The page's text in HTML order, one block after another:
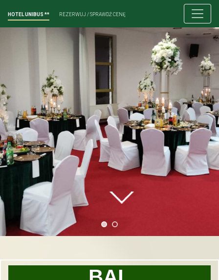
HOTEL UNIBUS ** REZERWUJ / SPRAWDŹ CENĘ